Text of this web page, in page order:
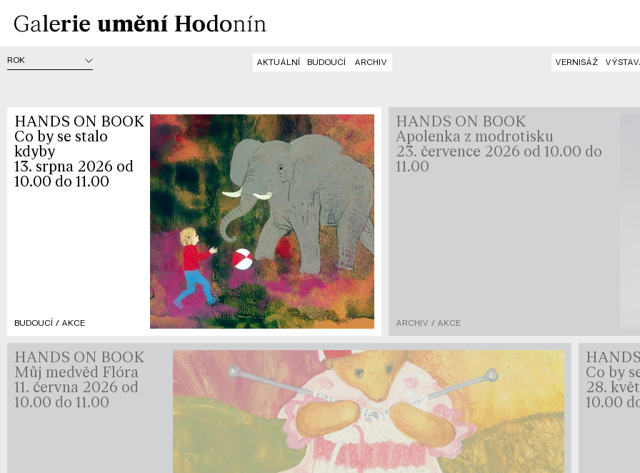
AKTUÁLNÍ BUDOUCÍ ARCHIV VERNISÁŽ
HANDS ON BOOK
Co by se stalo
kdyby
13. srpna 2026 od
10.00 do 11.00
BUDOUCÍ / AKCE
HANDS ON BOOK
Apolenka z modrotisku
23. července 2026 od 10.00 do
11.00
ARCHIV / AKCE
HANDS ON BOOK
Můj medvěd Flóra
11. června 2026 od
10.00 do 11.00
Co by
28.
10.00